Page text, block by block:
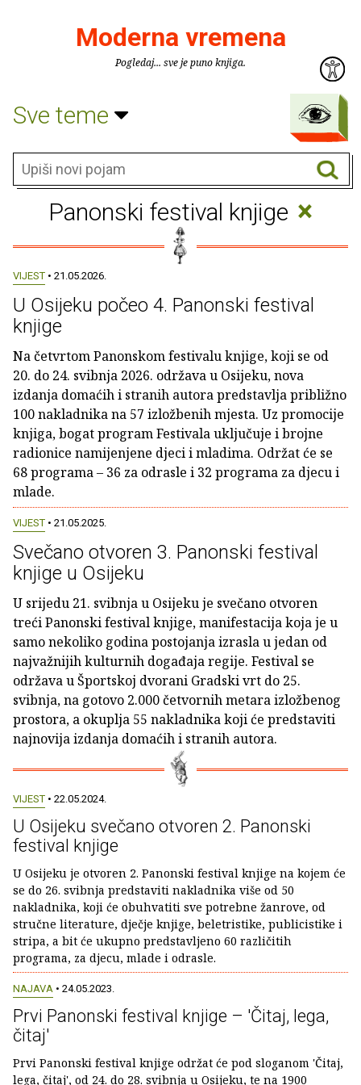
Moderna vremena
Pogledaj... sve je puno knjiga.
Sve teme
Panonski festival knjige ×
VIJEST • 21.05.2026.
U Osijeku počeo 4. Panonski festival
knjige
Na četvrtom Panonskom festivalu knjige, koji se od
20. do 24. svibnja 2026. održava u Osijeku, nova
izdanja domaćih i stranih autora predstavlja približno
100 nakladnika na 57 izložbenih mjesta. Uz promocije
knjiga, bogat program Festivala uključuje i brojne
radionice namijenjene djeci i mladima. Održat će se
68 programa – 36 za odrasle i 32 programa za djecu i
mlade.
VIJEST • 21.05.2025.
Svečano otvoren 3. Panonski festival
knjige u Osijeku
U srijedu 21. svibnja u Osijeku je svečano otvoren
treći Panonski festival knjige, manifestacija koja je u
samo nekoliko godina postojanja izrasla u jedan od
najvažnijih kulturnih događaja regije. Festival se
održava u Športskoj dvorani Gradski vrt do 25.
svibnja, na gotovo 2.000 četvornih metara izložbenog
prostora, a okuplja 55 nakladnika koji će predstaviti
najnovija izdanja domaćih i stranih autora.
VIJEST • 22.05.2024.
U Osijeku svečano otvoren 2. Panonski
festival knjige
U Osijeku je otvoren 2. Panonski festival knjige na kojem će
se do 26. svibnja predstaviti nakladnika više od 50
nakladnika, koji će obuhvatiti sve potrebne žanrove, od
stručne literature, dječje knjige, beletristike, publicistike i
stripa, a bit će ukupno predstavljeno 60 različitih
programa, za djecu, mlade i odrasle.
NAJAVA • 24.05.2023.
Prvi Panonski festival knjige – 'Čitaj, lega,
čitaj'
Prvi Panonski festival knjige održat će pod sloganom 'Čitaj,
lega, čitaj', od 24. do 28. svibnja u Osijeku, te na 1900